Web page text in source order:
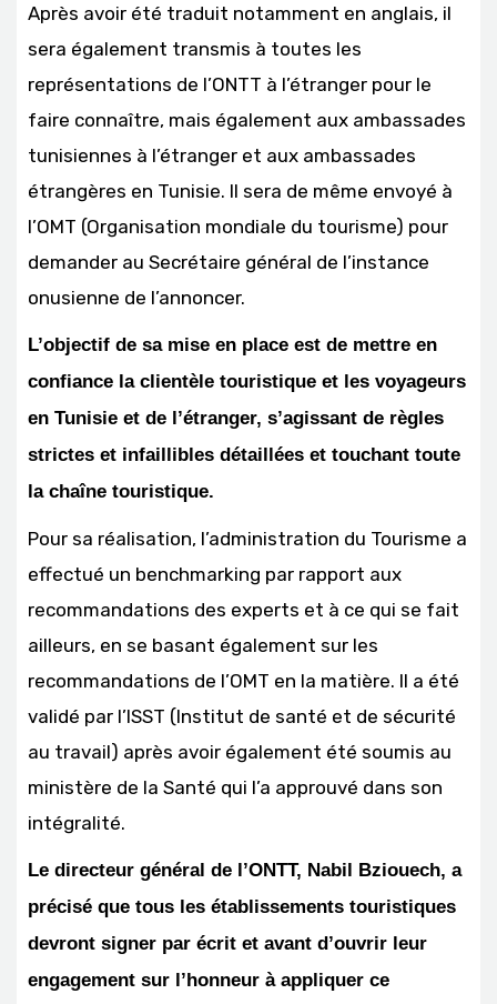
Après avoir été traduit notamment en anglais, il
sera également transmis à toutes les
représentations de l’ONTT à l’étranger pour le
faire connaître, mais également aux ambassades
tunisiennes à l’étranger et aux ambassades
étrangères en Tunisie. Il sera de même envoyé à
l’OMT (Organisation mondiale du tourisme) pour
demander au Secrétaire général de l’instance
onusienne de l’annoncer.
L’objectif de sa mise en place est de mettre en
confiance la clientèle touristique et les voyageurs
en Tunisie et de l’étranger, s’agissant de règles
strictes et infaillibles détaillées et touchant toute
la chaîne touristique.
Pour sa réalisation, l’administration du Tourisme a
effectué un benchmarking par rapport aux
recommandations des experts et à ce qui se fait
ailleurs, en se basant également sur les
recommandations de l’OMT en la matière. Il a été
validé par l’ISST (Institut de santé et de sécurité
au travail) après avoir également été soumis au
ministère de la Santé qui l’a approuvé dans son
intégralité.
Le directeur général de l’ONTT, Nabil Bziouech, a
précisé que tous les établissements touristiques
devront signer par écrit et avant d’ouvrir leur
engagement sur l’honneur à appliquer ce